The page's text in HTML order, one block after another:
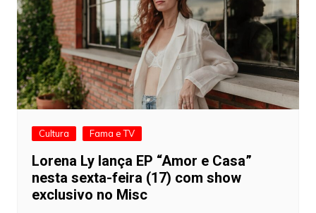
Cultura Fama e TV
Lorena Ly lança EP “Amor e Casa”
nesta sexta-feira (17) com show
exclusivo no Misc